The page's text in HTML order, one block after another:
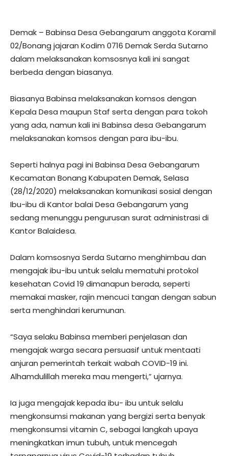
Demak – Babinsa Desa Gebangarum anggota Koramil
02/Bonang jajaran Kodim 0716 Demak Serda Sutarno
dalam melaksanakan komsosnya kali ini sangat
berbeda dengan biasanya.
Biasanya Babinsa melaksanakan komsos dengan
Kepala Desa maupun Staf serta dengan para tokoh
yang ada, namun kali ini Babinsa desa Gebangarum
melaksanakan komsos dengan para ibu-ibu.
Seperti halnya pagi ini Babinsa Desa Gebangarum
Kecamatan Bonang Kabupaten Demak, Selasa
(28/12/2020) melaksanakan komunikasi sosial dengan
Ibu-ibu di Kantor balai Desa Gebangarum yang
sedang menunggu pengurusan surat administrasi di
Kantor Balaidesa.
Dalam komsosnya Serda Sutarno menghimbau dan
mengajak ibu-ibu untuk selalu mematuhi protokol
kesehatan Covid 19 dimanapun berada, seperti
memakai masker, rajin mencuci tangan dengan sabun
serta menghindari kerumunan.
“Saya selaku Babinsa memberi penjelasan dan
mengajak warga secara persuasif untuk mentaati
anjuran pemerintah terkait wabah COVID-19 ini.
Alhamdulillah mereka mau mengerti,” ujarnya.
Ia juga mengajak kepada ibu- ibu untuk selalu
mengkonsumsi makanan yang bergizi serta benyak
mengkonsumsi vitamin C, sebagai langkah upaya
meningkatkan imun tubuh, untuk mencegah